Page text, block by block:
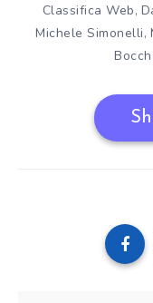
Classifica Web,
Michele Simonelli,